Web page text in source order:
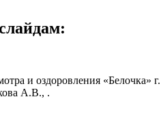
и оздоровления «Белочка»
А.В., .